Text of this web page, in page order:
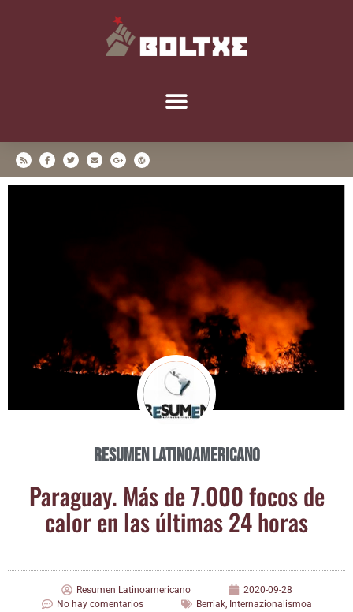
Resumen Latinoamericano
Para­guay. Más de 7.000 focos de
calor en las últi­mas 24 horas
Resumen Latinoamericano
2020-09-28
No hay comentarios
Berriak, Internazionalismoa